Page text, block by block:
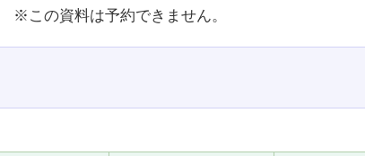
※この資料は予約できません。